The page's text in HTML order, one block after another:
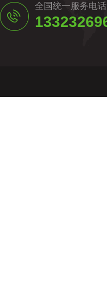
全国统一服务电话